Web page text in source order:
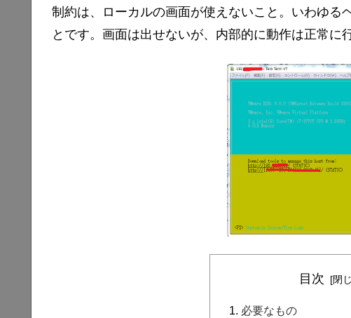
制約は、ローカルの画面が使えないこと。いわゆる
とです。画面は出せないが、内部的に動作は正常に
目次
必要なもの